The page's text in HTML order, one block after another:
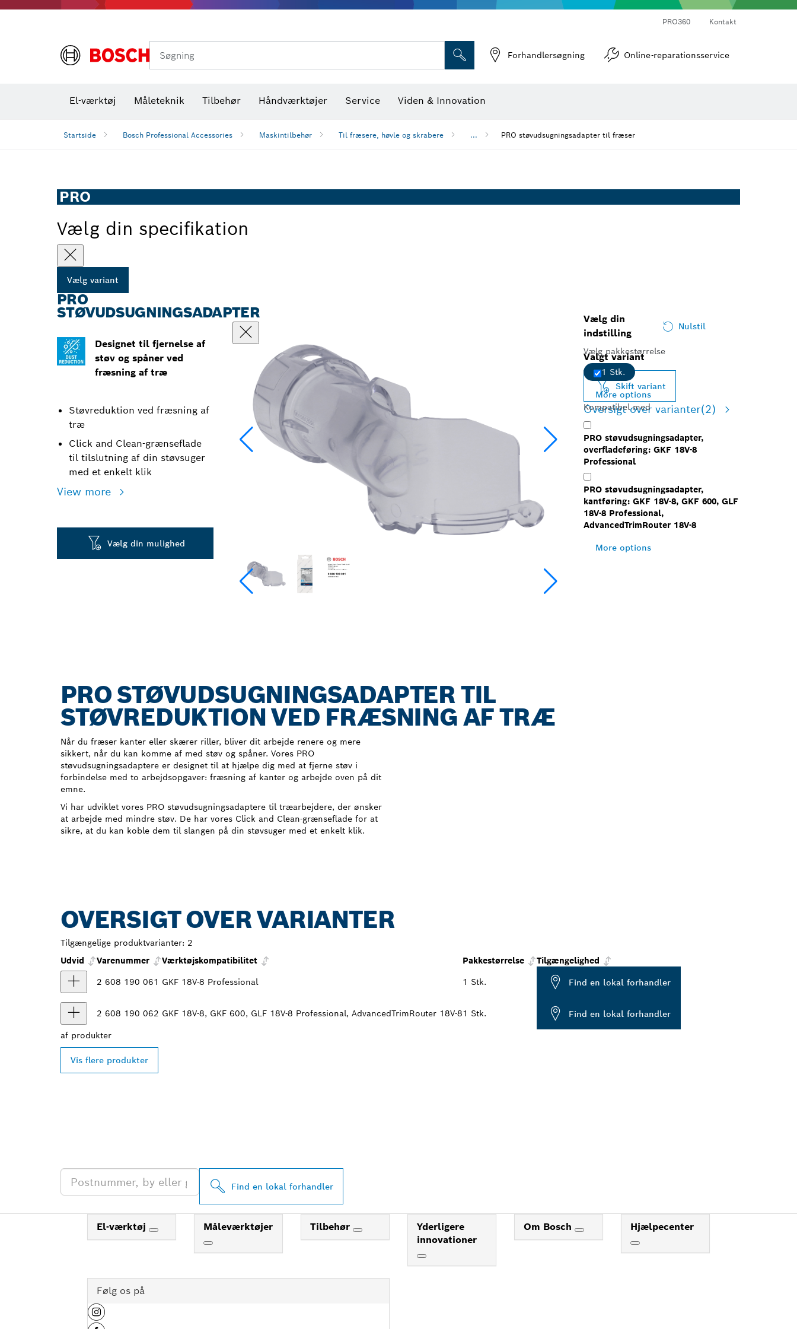
PRO360 Kontakt
Søgning Forhandlersøgning Online-reparationsservice
El-værktøj Måleteknik Tilbehør Håndværktøjer Service Viden & Innovation
Startside Bosch Professional Accessories Maskintilbehør Til fræsere, høvle og skrabere ... PRO støvudsugningsadapter til fræser
PRO
Vælg din specifikation
Vælg variant
PRO
STØVUDSUGNINGSADAPTER
Designet til fjernelse af
støv og spåner ved
fræsning af træ
Støvreduktion ved fræsning af
træ
Click and Clean-grænseflade
til tilslutning af din støvsuger
med et enkelt klik
View more
Vælg din mulighed
Vælg din
indstilling
Nulstil
Vælg pakkestørrelse
1 Stk.
More options
Kompatibel med
PRO støvudsugningsadapter,
overfladeføring: GKF 18V-8
Professional
PRO støvudsugningsadapter,
kantføring: GKF 18V-8, GKF 600, GLF
18V-8 Professional,
AdvancedTrimRouter 18V-8
More options
Valgt variant
Skift variant
Oversigt over varianter(2)
PRO STØVUDSUGNINGSADAPTER TIL
STØVREDUKTION VED FRÆSNING AF TRÆ
Når du fræser kanter eller skærer riller, bliver dit arbejde renere og mere
sikkert, når du kan komme af med støv og spåner. Vores PRO
støvudsugningsadaptere er designet til at hjælpe dig med at fjerne støv i
forbindelse med to arbejdsopgaver: fræsning af kanter og arbejde oven på dit
emne.
Vi har udviklet vores PRO støvudsugningsadaptere til træarbejdere, der ønsker
at arbejde med mindre støv. De har vores Click and Clean-grænseflade for at
sikre, at du kan koble dem til slangen på din støvsuger med et enkelt klik.
OVERSIGT OVER VARIANTER
Tilgængelige produktvarianter: 2
Udvid
Varenummer Værktøjskompatibilitet Pakkestørrelse
Tilgængelighed
2 608 190 061 GKF 18V-8 Professional 1 Stk. Find en lokal forhandler
2 608 190 062 GKF 18V-8, GKF 600, GLF 18V-8 Professional, AdvancedTrimRouter 18V-81 Stk. Find en lokal forhandler
af produkter
Vis flere produkter
Find en lokal forhandler
El-værktøj Måleværktøjer Tilbehør
Yderligere
innovationer
Om Bosch Hjælpecenter
Følg os på